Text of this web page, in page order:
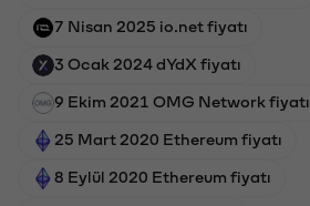
7 Nisan 2025 io.net fiyatı
3 Ocak 2024 dYdX fiyatı
9 Ekim 2021 OMG Network fiyatı
25 Mart 2020 Ethereum fiyatı
8 Eylül 2020 Ethereum fiyatı